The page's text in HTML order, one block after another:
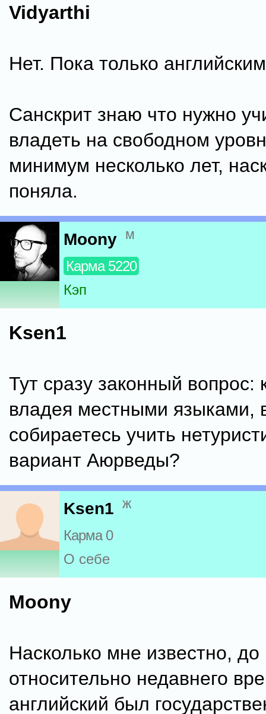
Vidyarthi
Нет. Пока только
Санскрит знаю что нужно
владеть на свободном
минимум несколько лет,
поняла.
Moony м
Карма 5220
Кэп
Ksen1
Тут сразу законный вопрос:
владея местными языками,
собираетесь учить
вариант Аюрведы?
Ksen1 ж
Карма 0
О себе
Moony
Насколько мне известно, до
относительно недавнего
английский был